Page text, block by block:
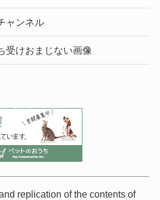
ャンネル
受けおまじない画像
replication of the contents of